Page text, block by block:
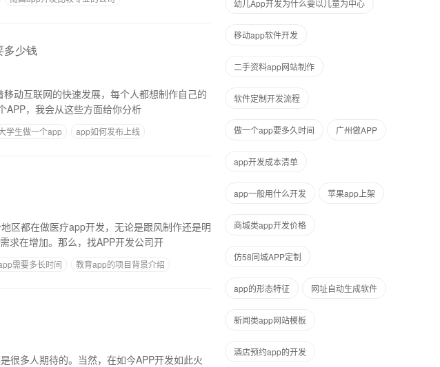
多少钱
APP，我会从这些方面给你分析
学生做一个app
app如何发布上线
区都在做医疗app开发，无论是跟风制作还是明
求在增加。那么，找APP开发公司开
需要多长时间
教育app的项目背景介绍
很多人期待的。当然，在如今APP开发如此火
幼儿App开发为什么要以儿童为中心
移动app软件开发
二手资料app网站制作
软件定制开发流程
做一个app要多久时间 广州做APP
app开发成本清单
app一般用什么开发 苹果app上架
商城类app开发价格
仿58同城APP定制
app的形态特征 网址自动生成软件
新闻类app网站模板
酒店预约app的开发